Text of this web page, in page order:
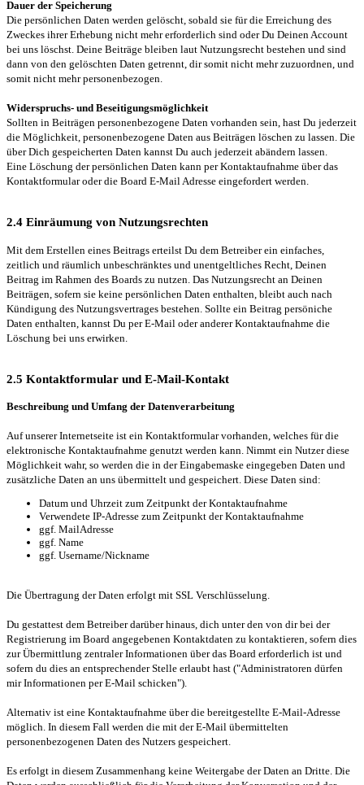
Dauer der Speicherung
Die persönlichen Daten werden gelöscht, sobald sie für die Erreichung des
Zweckes ihrer Erhebung nicht mehr erforderlich sind oder Du Deinen Account
bei uns löschst. Deine Beiträge bleiben laut Nutzungsrecht bestehen und sind
dann von den gelöschten Daten getrennt, dir somit nicht mehr zuzuordnen, und
somit nicht mehr personenbezogen.
Widerspruchs- und Beseitigungsmöglichkeit
Sollten in Beiträgen personenbezogene Daten vorhanden sein, hast Du jederzeit
die Möglichkeit, personenbezogene Daten aus Beiträgen löschen zu lassen. Die
über Dich gespeicherten Daten kannst Du auch jederzeit abändern lassen.
Eine Löschung der persönlichen Daten kann per Kontaktaufnahme über das
Kontaktformular oder die Board E-Mail Adresse eingefordert werden.
2.4 Einräumung von Nutzungsrechten
Mit dem Erstellen eines Beitrags erteilst Du dem Betreiber ein einfaches,
zeitlich und räumlich unbeschränktes und unentgeltliches Recht, Deinen
Beitrag im Rahmen des Boards zu nutzen. Das Nutzungsrecht an Deinen
Beiträgen, sofern sie keine persönlichen Daten enthalten, bleibt auch nach
Kündigung des Nutzungsvertrages bestehen. Sollte ein Beitrag persöniche
Daten enthalten, kannst Du per E-Mail oder anderer Kontaktaufnahme die
Löschung bei uns erwirken.
2.5 Kontaktformular und E-Mail-Kontakt
Beschreibung und Umfang der Datenverarbeitung
Auf unserer Internetseite ist ein Kontaktformular vorhanden, welches für die
elektronische Kontaktaufnahme genutzt werden kann. Nimmt ein Nutzer diese
Möglichkeit wahr, so werden die in der Eingabemaske eingegeben Daten und
zusätzliche Daten an uns übermittelt und gespeichert. Diese Daten sind:
Datum und Uhrzeit zum Zeitpunkt der Kontaktaufnahme
Verwendete IP-Adresse zum Zeitpunkt der Kontaktaufnahme
ggf. MailAdresse
ggf. Name
ggf. Username/Nickname
Die Übertragung der Daten erfolgt mit SSL Verschlüsselung.
Du gestattest dem Betreiber darüber hinaus, dich unter den von dir bei der
Registrierung im Board angegebenen Kontaktdaten zu kontaktieren, sofern dies
zur Übermittlung zentraler Informationen über das Board erforderlich ist und
sofern du dies an entsprechender Stelle erlaubt hast ("Administratoren dürfen
mir Informationen per E-Mail schicken").
Alternativ ist eine Kontaktaufnahme über die bereitgestellte E-Mail-Adresse
möglich. In diesem Fall werden die mit der E-Mail übermittelten
personenbezogenen Daten des Nutzers gespeichert.
Es erfolgt in diesem Zusammenhang keine Weitergabe der Daten an Dritte. Die